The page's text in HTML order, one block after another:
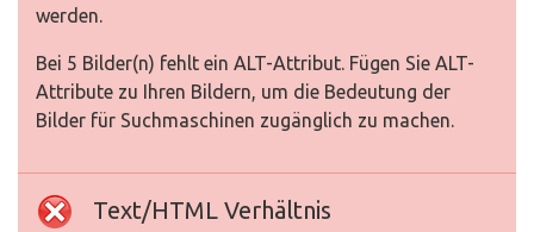
werden.
Bei 5 Bilder(n) fehlt ein ALT-Attribut. Fügen Sie ALT-
Attribute zu Ihren Bildern, um die Bedeutung der
Bilder für Suchmaschinen zugänglich zu machen.
Text/HTML Verhältnis